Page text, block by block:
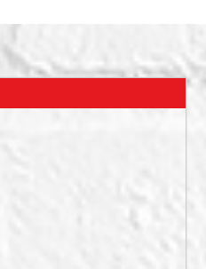
增建三樓，與一、二
部分，經勘測暫編為
附屬建物，均屬主建
開不動產3宗合併拍